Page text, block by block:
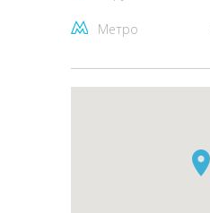
Метро